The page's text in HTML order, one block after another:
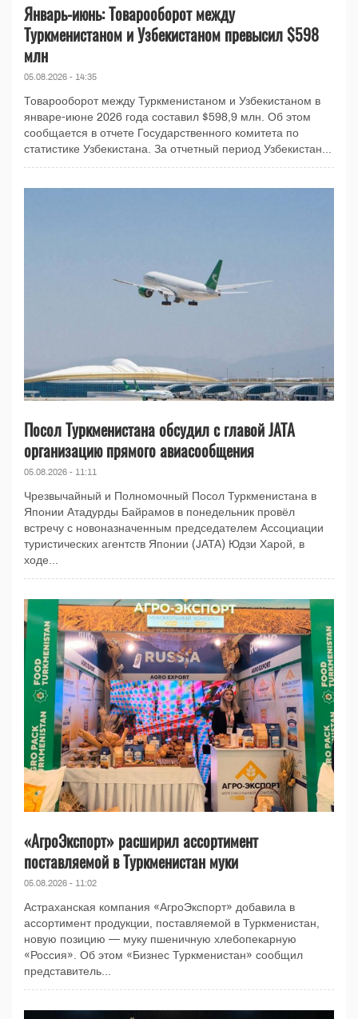
Январь-июнь: Товарооборот между
Туркменистаном и Узбекистаном превысил $598
млн
05.08.2026 - 14:35
Товарооборот между Туркменистаном и Узбекистаном в
январе-июне 2026 года составил $598,9 млн. Об этом
сообщается в отчете Государственного комитета по
статистике Узбекистана. За отчетный период Узбекистан...
Посол Туркменистана обсудил с главой JATA
организацию прямого авиасообщения
05.08.2026 - 11:11
Чрезвычайный и Полномочный Посол Туркменистана в
Японии Атадурды Байрамов в понедельник провёл
встречу с новоназначенным председателем Ассоциации
туристических агентств Японии (JATA) Юдзи Харой, в
ходе...
«АгроЭкспорт» расширил ассортимент
поставляемой в Туркменистан муки
05.08.2026 - 11:02
Астраханская компания «АгроЭкспорт» добавила в
ассортимент продукции, поставляемой в Туркменистан,
новую позицию — муку пшеничную хлебопекарную
«Россия». Об этом «Бизнес Туркменистан» сообщил
представитель...